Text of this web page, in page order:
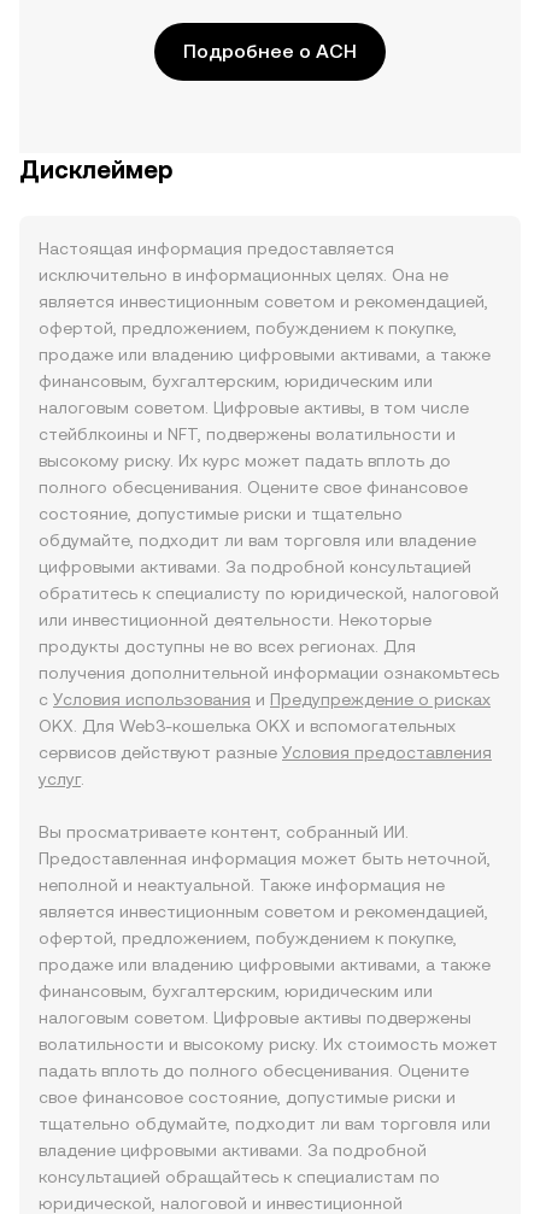
Подробнее о ACH
Дисклеймер
Настоящая информация предоставляется
исключительно в информационных целях. Она не
является инвестиционным советом и рекомендацией,
офертой, предложением, побуждением к покупке,
продаже или владению цифровыми активами, а также
финансовым, бухгалтерским, юридическим или
налоговым советом. Цифровые активы, в том числе
стейблкоины и NFT, подвержены волатильности и
высокому риску. Их курс может падать вплоть до
полного обесценивания. Оцените свое финансовое
состояние, допустимые риски и тщательно
обдумайте, подходит ли вам торговля или владение
цифровыми активами. За подробной консультацией
обратитесь к специалисту по юридической, налоговой
или инвестиционной деятельности. Некоторые
продукты доступны не во всех регионах. Для
получения дополнительной информации ознакомьтесь
с Условия использования и Предупреждение о рисках
OKX. Для Web3-кошелька OKX и вспомогательных
сервисов действуют разные Условия предоставления
услуг.
Вы просматриваете контент, собранный ИИ.
Предоставленная информация может быть неточной,
неполной и неактуальной. Также информация не
является инвестиционным советом и рекомендацией,
офертой, предложением, побуждением к покупке,
продаже или владению цифровыми активами, а также
финансовым, бухгалтерским, юридическим или
налоговым советом. Цифровые активы подвержены
волатильности и высокому риску. Их стоимость может
падать вплоть до полного обесценивания. Оцените
свое финансовое состояние, допустимые риски и
тщательно обдумайте, подходит ли вам торговля или
владение цифровыми активами. За подробной
консультацией обращайтесь к специалистам по
юридической, налоговой и инвестиционной